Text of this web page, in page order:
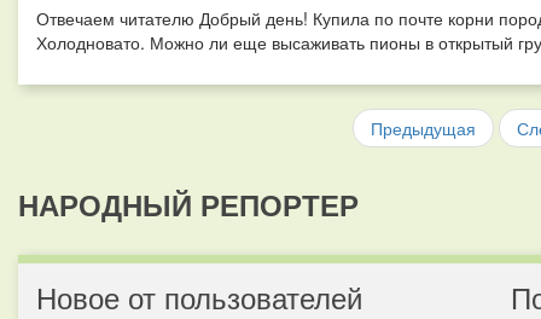
Отвечаем читателю Добрый день! Купила по почте корни
Холодновато. Можно ли еще высаживать пионы в открытый
Предыдущая
НАРОДНЫЙ РЕПОРТЕР
Новое от пользователей